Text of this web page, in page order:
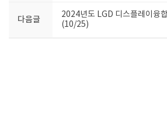
다음글
2024년도 LGD 디스플레이융
(10/25)